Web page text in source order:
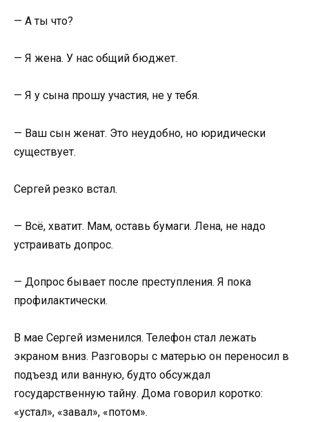
— А ты что?
— Я жена. У нас общий бюджет.
— Я у сына прошу участия, не у тебя.
— Ваш сын женат. Это неудобно, но юридически
существует.
Сергей резко встал.
— Всё, хватит. Мам, оставь бумаги. Лена, не надо
устраивать допрос.
— Допрос бывает после преступления. Я пока
профилактически.
В мае Сергей изменился. Телефон стал лежать
экраном вниз. Разговоры с матерью он переносил в
подъезд или ванную, будто обсуждал
государственную тайну. Дома говорил коротко:
«устал», «завал», «потом».